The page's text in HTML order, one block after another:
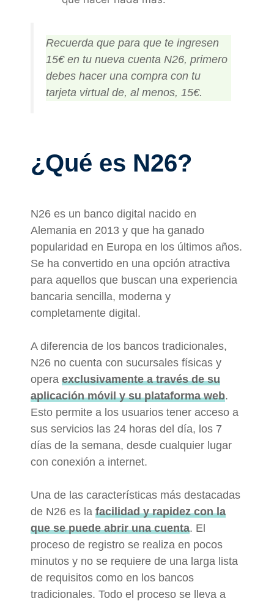
Recuerda que para que te ingresen
15€ en tu nueva cuenta N26, primero
debes hacer una compra con tu
tarjeta virtual de, al menos, 15€.
¿Qué es N26?
N26 es un banco digital nacido en
Alemania en 2013 y que ha ganado
popularidad en Europa en los últimos años.
Se ha convertido en una opción atractiva
para aquellos que buscan una experiencia
bancaria sencilla, moderna y
completamente digital.
A diferencia de los bancos tradicionales,
N26 no cuenta con sucursales físicas y
opera exclusivamente a través de su
aplicación móvil y su plataforma web.
Esto permite a los usuarios tener acceso a
sus servicios las 24 horas del día, los 7
días de la semana, desde cualquier lugar
con conexión a internet.
Una de las características más destacadas
de N26 es la facilidad y rapidez con la
que se puede abrir una cuenta. El
proceso de registro se realiza en pocos
minutos y no se requiere de una larga lista
de requisitos como en los bancos
tradicionales. Todo el proceso se lleva a